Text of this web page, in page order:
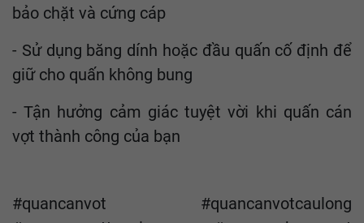
bảo chặt và cứng cáp
- Sử dụng băng dính hoặc đầu quấn cố định để
giữ cho quấn không bung
- Tận hưởng cảm giác tuyệt vời khi quấn cán
vợt thành công của bạn
#quancanvot #quancanvotcaulong